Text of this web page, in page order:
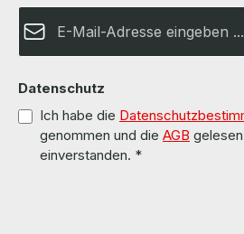
Datenschutz
Ich habe die
genommen und die AGB
einverstanden. *